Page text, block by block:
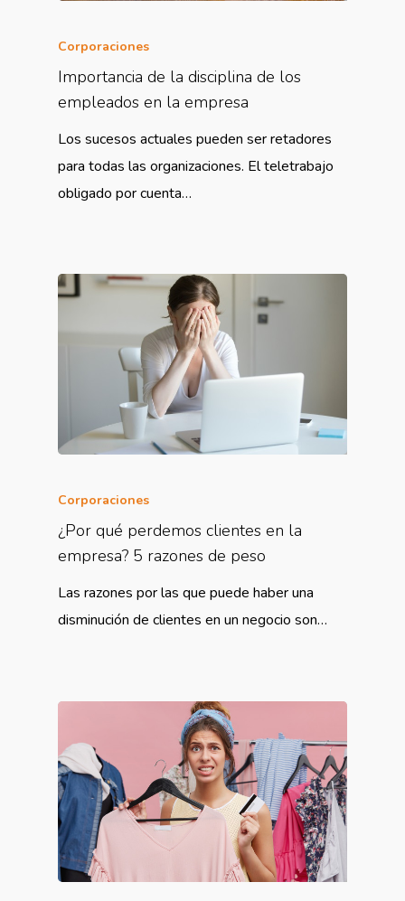
Corporaciones
Importancia de la disciplina de los
empleados en la empresa
Los sucesos actuales pueden ser retadores
para todas las organizaciones. El teletrabajo
obligado por cuenta…
Corporaciones
¿Por qué perdemos clientes en la
empresa? 5 razones de peso
Las razones por las que puede haber una
disminución de clientes en un negocio son…